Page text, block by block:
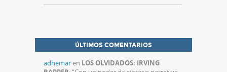
ÚLTIMOS COMENTARIOS
adhemaren LOS OLVIDADOS: IRVING